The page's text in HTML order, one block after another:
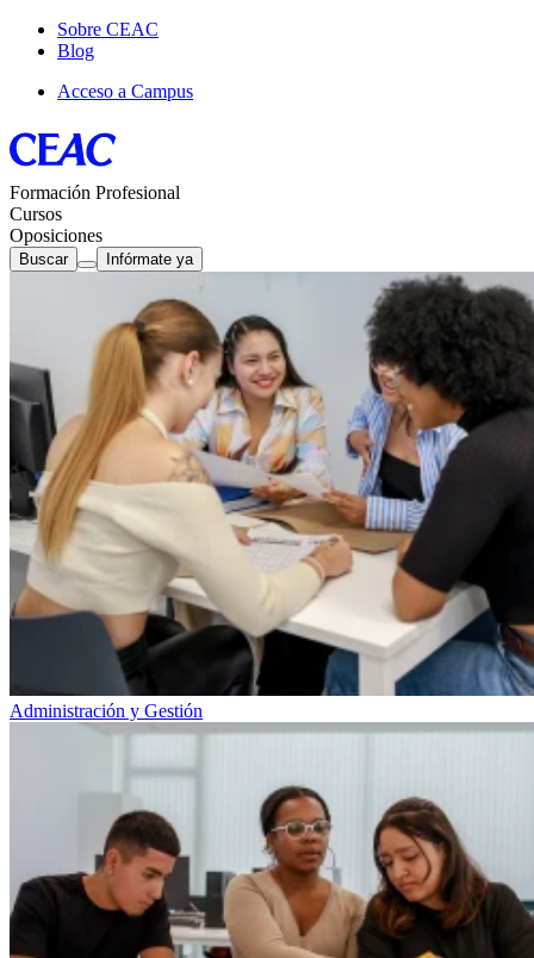
Sobre CEAC
Blog
Acceso a Campus
Formación Profesional
Cursos
Oposiciones
Buscar Infórmate ya
Administración y Gestión